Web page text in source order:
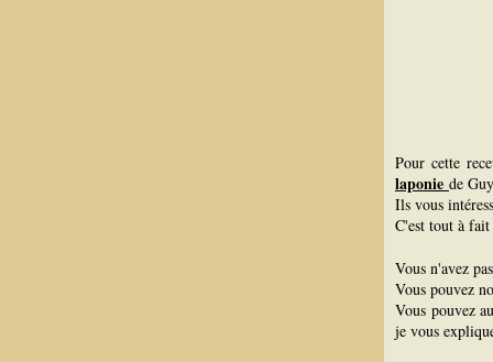
Pour cette
laponie de
Ils vous
C'est tout à
Vous n'avez
Vous pouvez
Vous pouvez
je vous